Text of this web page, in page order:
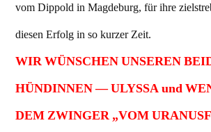
vom Dippold in Magdeburg, für ihre
diesen Erfolg in so kurzer Zeit.
WIR WÜNSCHEN UNSEREN
HÜNDINNEN — ULYSSA und
DEM ZWINGER „VOM